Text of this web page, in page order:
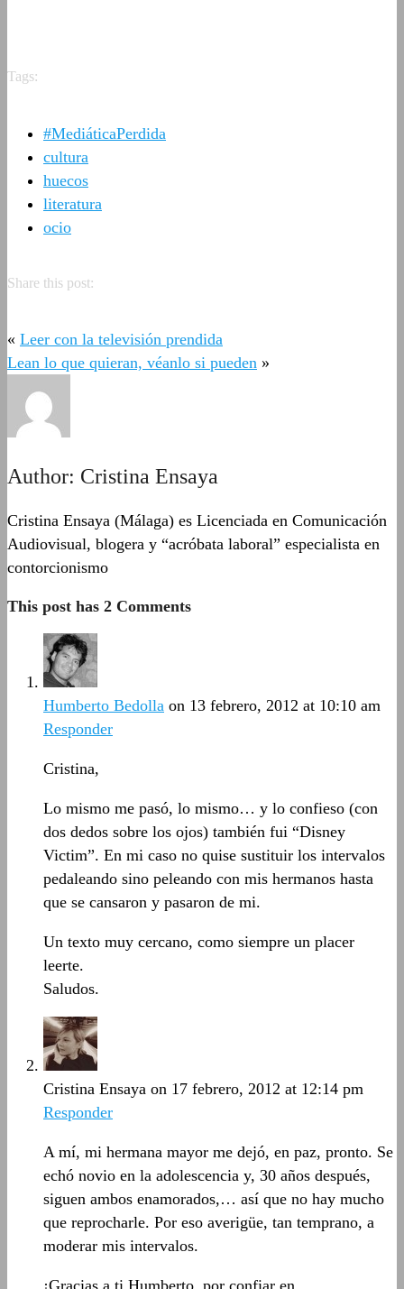
Tags:
#MediáticaPerdida
cultura
huecos
literatura
ocio
Share this post:
« Leer con la televisión prendida
Lean lo que quieran, véanlo si pueden »
Author: Cristina Ensaya
Cristina Ensaya (Málaga) es Licenciada en Comunicación
Audiovisual, blogera y “acróbata laboral” especialista en
contorcionismo
This post has 2 Comments
Humberto Bedolla on 13 febrero, 2012 at 10:10 am
Responder
Cristina,
Lo mismo me pasó, lo mismo… y lo confieso (con
dos dedos sobre los ojos) también fui “Disney
Victim”. En mi caso no quise sustituir los intervalos
pedaleando sino peleando con mis hermanos hasta
que se cansaron y pasaron de mi.
Un texto muy cercano, como siempre un placer
leerte.
Saludos.
Cristina Ensaya on 17 febrero, 2012 at 12:14 pm
Responder
A mí, mi hermana mayor me dejó, en paz, pronto. Se
echó novio en la adolescencia y, 30 años después,
siguen ambos enamorados,… así que no hay mucho
que reprocharle. Por eso averigüe, tan temprano, a
moderar mis intervalos.
¡Gracias a ti,Humberto, por confiar en